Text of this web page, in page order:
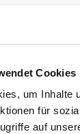
Cookies
um Inhalte
für
auf